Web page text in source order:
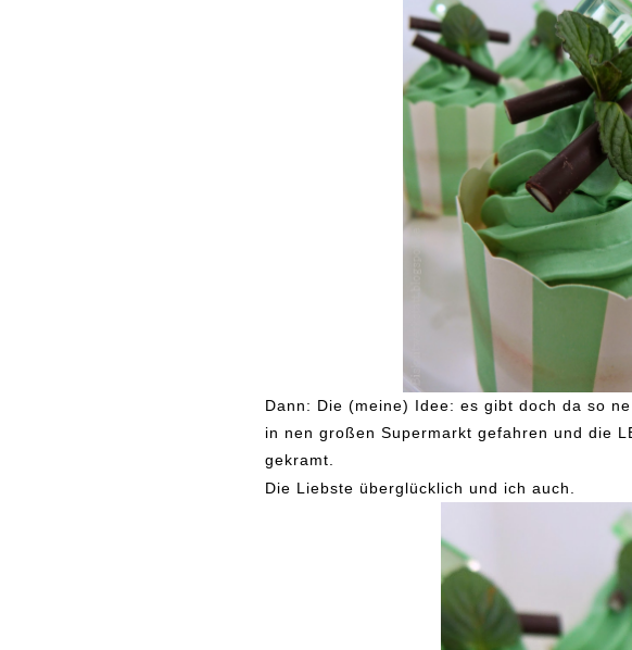
Dann: Die (meine) Idee: es gibt doch da so
in nen großen Supermarkt gefahren und die
gekramt.
Die Liebste überglücklich und ich auch.